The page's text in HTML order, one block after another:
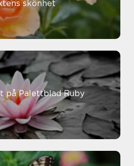
skönhet
på Palettblad Ruby